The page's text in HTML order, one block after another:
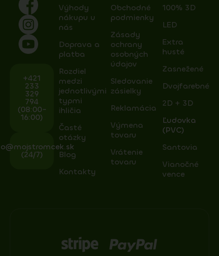
+421
233
329
794
(08:00-
16:00)
(24/7)
Výhody
nákupu u
nás
Doprava a
platba
Rozdiel
medzi
jednotlivými
typmi
ihličia
Časté
otázky
Blog
Kontakty
Obchodné
podmienky
Zásady
ochrany
osobných
údajov
Sledovanie
zásielky
Reklamácia
Výmena
tovaru
Vrátenie
tovaru
100% 3D
LED
Extra
husté
Zasnežené
Dvojfarebné
2D + 3D
Ľudovka
(PVC)
Santovia
Vianočné
vence